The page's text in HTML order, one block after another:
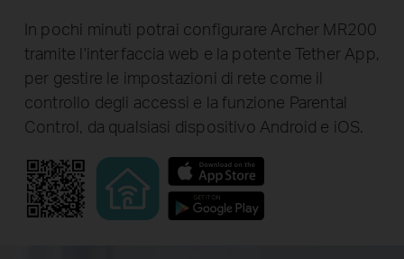
In pochi minuti potrai configurare Archer MR200
tramite l'interfaccia web e la potente Tether App,
per gestire le impostazioni di rete come il
controllo degli accessi e la funzione Parental
Control, da qualsiasi dispositivo Android e iOS.